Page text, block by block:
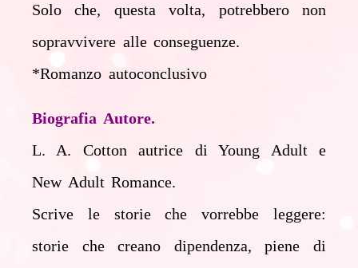
Solo che, questa volta, potrebbero non
sopravvivere alle conseguenze.
*Romanzo autoconclusivo
Biografia Autore.
L. A. Cotton autrice di Young Adult e
New Adult Romance.
Scrive le storie che vorrebbe leggere:
storie che creano dipendenza, piene di